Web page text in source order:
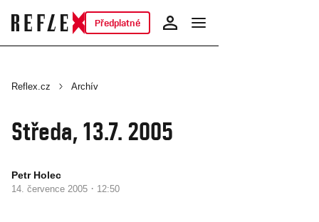
Předplatné
Reflex.cz Archív
Středa, 13.7. 2005
Petr Holec
14. července 2005 · 12:50